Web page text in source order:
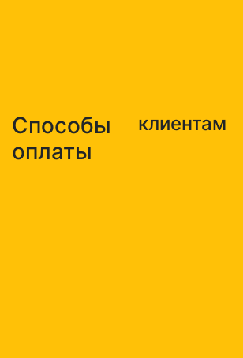
Способы
оплаты
клиентам